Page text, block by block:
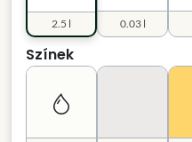
0.03 l
2.5 l
Színek